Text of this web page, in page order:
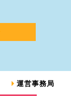
運営事務局